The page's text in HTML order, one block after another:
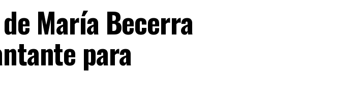
María Becerra
para